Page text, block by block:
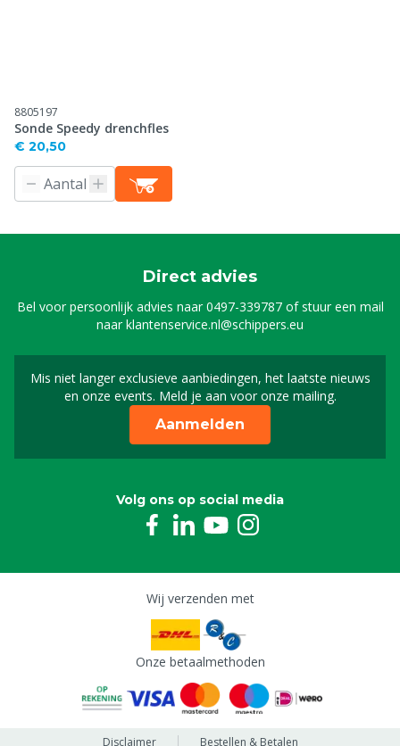
8805197
Sonde Speedy drenchfles
€ 20,50
Direct advies
Bel voor persoonlijk advies naar0497-339787of stuur een mail
naarklantenservice.nl@schippers.eu
Mis niet langer exclusieve aanbiedingen, het laatste nieuws
en onze events. Meld je aan voor onze mailing.
Schrijf je in voor onze
Aanmelden
Volg ons op social media
Wij verzenden met
Onze betaalmethoden
Disclaimer Bestellen & Betalen